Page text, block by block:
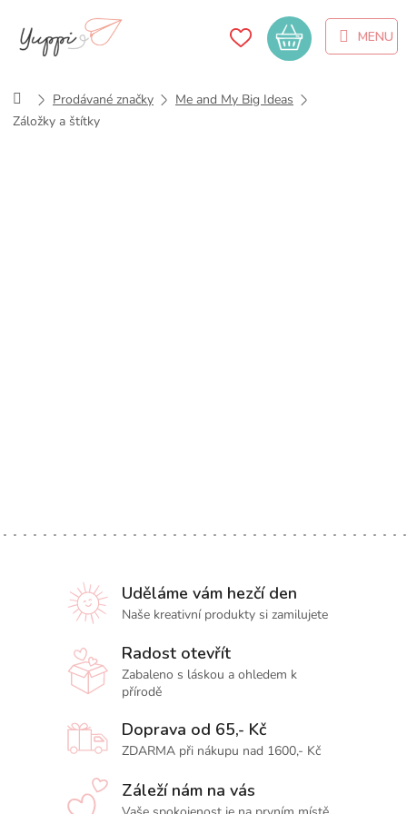
obsah
Nákupní
košík
DomůProdávané značky
Me and My Big Ideas
Záložky a štítky
Uděláme vám hezčí den
Naše kreativní produkty si zamilujete
Radost otevřít
Zabaleno s láskou a ohledem k
přírodě
Doprava od 65,- Kč
ZDARMA při nákupu nad 1600,- Kč
Záleží nám na vás